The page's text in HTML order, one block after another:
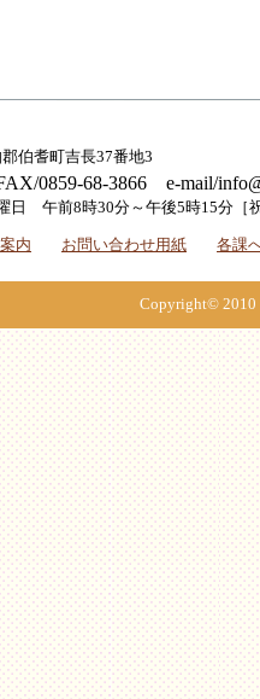
伯耆町吉長37番地3
0859-68-3866 e-mail/
午前8時30分～午後5時15分［
内 お問い合わせ用紙 各課
Copyright© 2010